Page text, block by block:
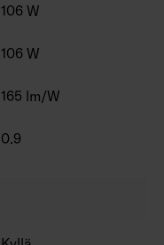
106 W
106 W
165 lm/W
0.9